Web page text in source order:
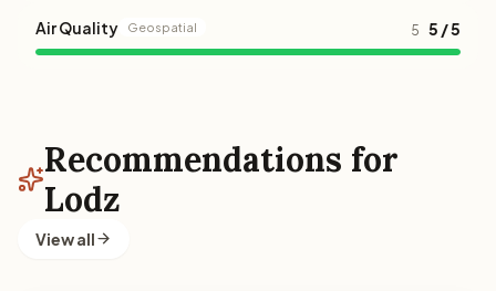
Air Quality Geospatial 5 5 / 5
Recommendations for
Lodz
View all